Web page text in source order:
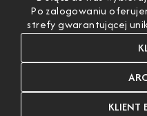
Po zalogowaniu
strefy gwarantującej
KLIENT